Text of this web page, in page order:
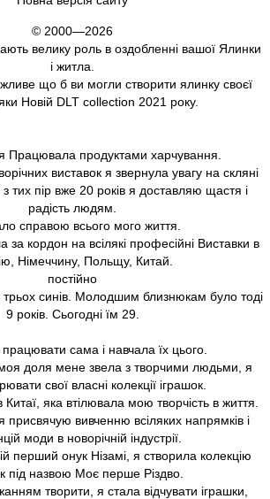
© 2000—2026
велику роль в оздобленні вашої Ялинки
і житла.
що б ви могли створити ялинку своєї
Новій DLT collection 2021 року.
я Працювала продуктами харчування.
виставок я звернула увагу на скляні
з тих пір вже 20 років я доставляю щастя і
радість людям.
справою всього мого життя.
за кордон на всілякі професійні Виставки в
Німеччину, Польщу, Китай.
постійно
синів. Молодшим близнюкам було тоді
9 років. Сьогодні їм 29.
сама і навчала їх цього.
доля мене звела з творчими людьми, я
свої власні колекції іграшок.
яка втілювала мою творчість в життя.
присвячую вивченню всіляких напрямків і
моди в новорічній індустрії.
перший онук Нізамі, я створила колекцію
під назвою Моє перше Різдво.
творити, я стала відчувати іграшки,